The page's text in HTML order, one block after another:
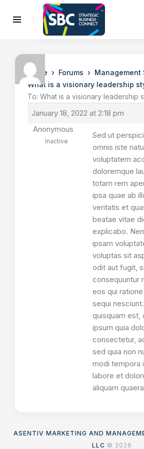
Home › Forums › Management
What is a visionary leadership
To: What is a visionary leadership
January 18, 2022 at 2:18 pm
Anonymous
Inactive
Sed ut
omnis iste
voluptatem
doloremque
totam rem
ipsa quae ab
veritatis et
beatae vitae
explicabo.
ipsam
voluptas sit
odit aut fugit,
consequuntur
eos qui
sequi
quisquam est,
ipsum quia
consectetur,
sed quia non
modi tempora
labore et
aliquam
ASENTIV MARKETING AND
LLC © 2026